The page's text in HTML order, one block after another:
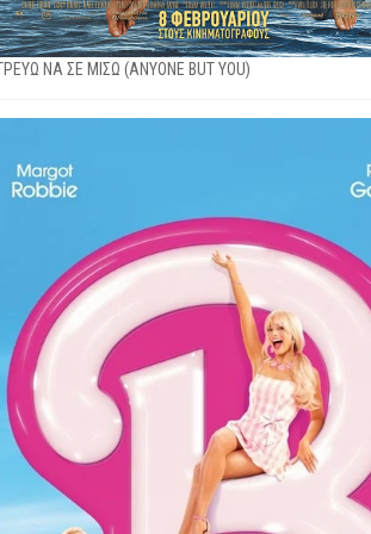
ΝΑ ΣΕ ΜΙΣΩ (ANYONE BUT YOU)